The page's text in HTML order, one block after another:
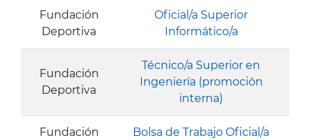
Fundación
Deportiva
Oficial/a Superior
Informático/a
Fundación
Deportiva
Técnico/a Superior en
Ingeniería (promoción
interna)
Fundación
Bolsa de Trabajo Oficial/a